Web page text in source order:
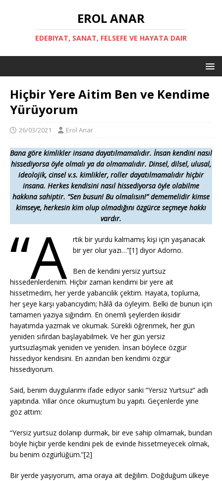
EROL ANAR
EDEBIYAT, SANAT, FELSEFE VE HAYATA DAIR
Hiçbir Yere Aitim Ben ve Kendime
Yürüyorum
26/03/2021 Erol Anar
Bana göre kimlikler insana dayatılmamalıdır. İnsan kendini nasıl
hissediyorsa öyle olmalı ya da olmamalıdır. Dinsel, dilsel, ulusal,
ideolojik, cinsel v.s. kimlikler, roller dayatılmamalıdır hiçbir
insana. Herkes kendisini nasıl hissediyorsa öyle olabilme
hakkına sahiptir. “Sen busun! Bu olmalısın!” dememelidir kimse
kimseye, herkesin kim olup olmadığını özgürce seçmeye hakkı
vardır.
“A
rtık bir yurdu kalmamış kişi için yaşanacak
bir yer olur yazı…”[1] diyor Adorno.
Ben de kendini yersiz yurtsuz
hissedenlerdenim. Hiçbir zaman kendimi bir yere ait
hissetmedim, her yerde yabancılık çektim. Hayata, topluma,
her şeye karşı yabancıydım; hâlâ da öyleyim. Belki de bunun için
tamamen yazıya sığındım. En önemli şeylerden ikisidir
hayatımda yazmak ve okumak. Sürekli öğrenmek, her gün
yeniden sıfırdan başlayabilmek. Ve her gün yersiz
yurtsuzlaşmak yeniden ve yeniden. İnsan böylece özgür
hissediyor kendisini. En azından ben kendimi özgür
hissediyorum.
Said, benim duygularımı ifade ediyor sanki “Yersiz Yurtsuz” adlı
yapıtında. Yıllar önce okumuştum bu yapıtı. Geçenlerde yine
göz attım:
“Yersiz yurtsuz dolanıp durmak, bir eve sahip olmamak, bundan
böyle hiçbir yerde kendini pek de evinde hissetmeyecek olmak,
bu benim özgürlüğüm.”[2]
Bir yerde yaşıyorum, ama oraya ait değilim. Doğduğum ülkeye